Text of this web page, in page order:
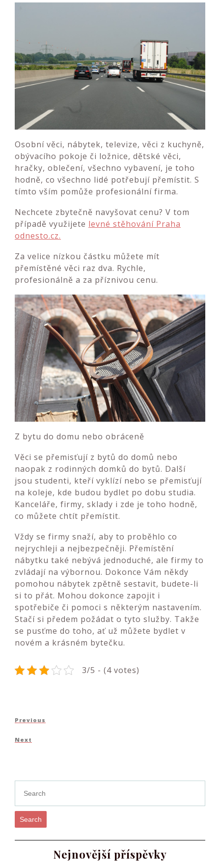
Osobní věci, nábytek, televize, věci z kuchyně,
obývacího pokoje či ložnice, dětské věci,
hračky, oblečení, všechno vybavení, je toho
hodně, co všechno lidé potřebují přemístit. S
tímto vším pomůže profesionální firma.
Nechcete zbytečně navyšovat cenu? V tom
případě využijete levné stěhování Praha
odnesto.cz.
Za velice nízkou částku můžete mít
přemístěné věci raz dva. Rychle,
profesionálně a za příznivou cenu.
Z bytu do domu nebo obráceně
Věci se přemisťují z bytů do domů nebo
naopak z rodinných domků do bytů. Další
jsou studenti, kteří vyklízí nebo se přemisťují
na koleje, kde budou bydlet po dobu studia.
Kanceláře, firmy, sklady i zde je toho hodně,
co můžete chtít přemístit.
Vždy se firmy snaží, aby to proběhlo co
nejrychleji a nejbezpečněji. Přemístění
nábytku také nebývá jednoduché, ale firmy to
zvládají na výbornou. Dokonce Vám někdy
pomohou nábytek zpětně sestavit, budete-li
si to přát. Mohou dokonce zapojit i
spotřebiče či pomoci s některým nastavením.
Stačí si předem požádat o tyto služby. Takže
se pusťme do toho, ať už můžete bydlet v
novém a krásném bytečku.
3/5 - (4 votes)
Navigace
pro
Previous
Previous
Next
Next
Search
Nejnovější příspěvky